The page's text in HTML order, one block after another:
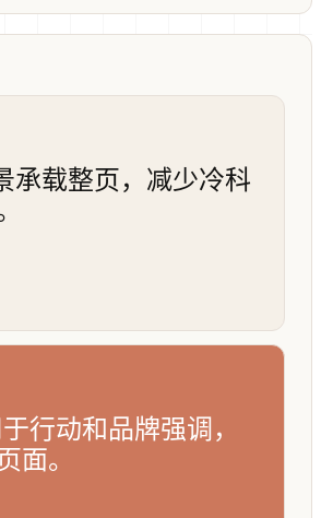
承载整页，减少冷科
行动和品牌强调，
面。